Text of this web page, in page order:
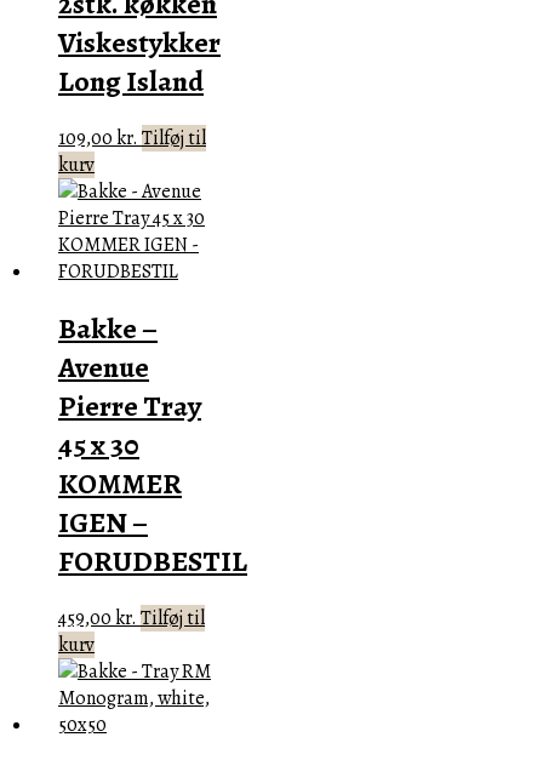
Viskestykker
Long Island
109,00kr. Tilføj til
kurv
Bakke –
Avenue
Pierre Tray
45 x 30
KOMMER
IGEN –
FORUDBESTIL
459,00kr. Tilføj til
kurv